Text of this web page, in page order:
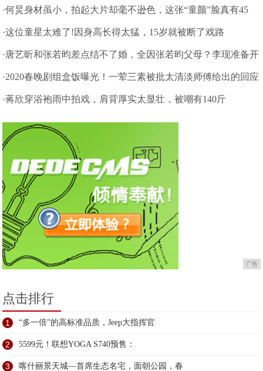
圈
·何炅身材虽小，拍起大片却毫不逊色，这张“童颜”脸真有45
岁？
·这位童星太难了!因身高长得太猛，15岁就被断了戏路
·唐艺昕和张若昀差点结不了婚，全因张若昀父母？李现准备开
拍新剧
·2020春晚剧组盒饭曝光！一荤三素被批太清淡师傅给出的回应
超暖心
·蒋欣穿浴袍雨中拍戏，肩背厚实太显壮，被嘲有140斤
广告
点击排行
1 “多一倍”的高标准品质，Jeep大指挥官
2 5599元！联想YOGA S740预售：
3 喀什丽景天城—首席生态名宅，面朝公园，春